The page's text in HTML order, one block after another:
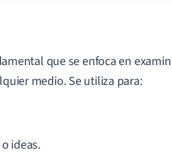
que se enfoca en
medio. Se utiliza para:
ideas.